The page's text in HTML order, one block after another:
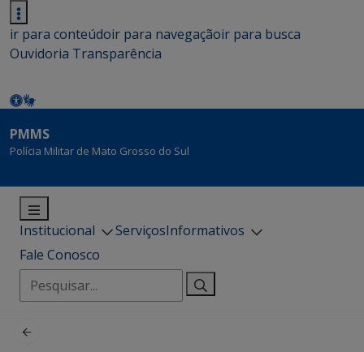
ir para conteúdoir para navegaçãoir para busca
Ouvidoria Transparência
PMMS
Polícia Militar de Mato Grosso do Sul
Institucional ServiçosInformativos
Fale Conosco
Pesquisar
por: